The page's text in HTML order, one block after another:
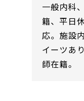
一般内科
籍、平日
応。施設
イーツあ
師在籍。